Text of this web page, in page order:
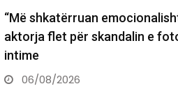
Dëshmi të reja hedhin dritë mbi
vrasjen e Tupac Shakur
06/08/2026